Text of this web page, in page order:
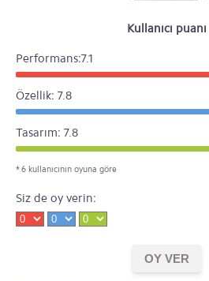
Kullanıcı puanı
Performans:7.1
Özellik: 7.8
Tasarım: 7.8
* 6 kullanıcının oyuna göre
Siz de oy verin: